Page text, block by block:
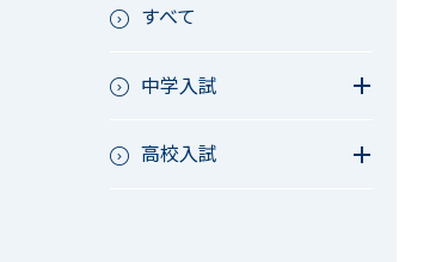
すべて
中学入試
高校入試